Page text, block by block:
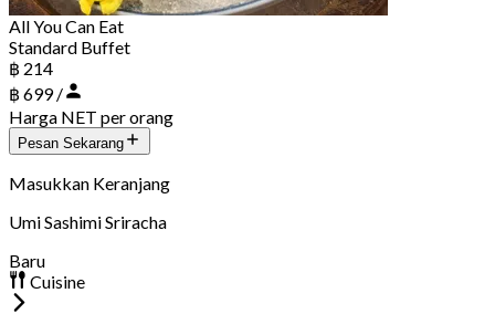
All You Can Eat
Standard Buffet
฿ 214
฿ 699 /
Harga NET per orang
Pesan Sekarang
Masukkan Keranjang
Umi Sashimi Sriracha
Baru
Cuisine